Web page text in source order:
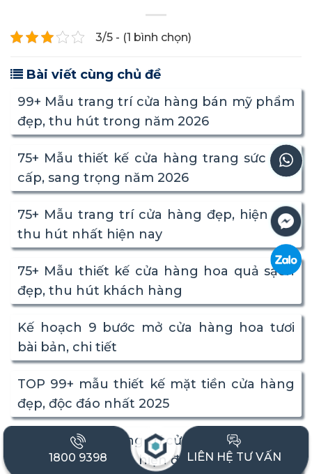
3/5 - (1 bình chọn)
Bài viết cùng chủ đề
99+ Mẫu trang trí cửa hàng bán mỹ phẩm
đẹp, thu hút trong năm 2026
75+ Mẫu thiết kế cửa hàng trang sức cao
cấp, sang trọng năm 2026
75+ Mẫu trang trí cửa hàng đẹp, hiện đại,
thu hút nhất hiện nay
75+ Mẫu thiết kế cửa hàng hoa quả sạch
đẹp, thu hút khách hàng
Kế hoạch 9 bước mở cửa hàng hoa tươi
bài bản, chi tiết
TOP 99+ mẫu thiết kế mặt tiền cửa hàng
đẹp, độc đáo nhất 2025
TOP 55+ mẫu trang trí cửa hàng mỹ phẩm
diện tích nhỏ đẹp, hiện đại
1800 9398 LIÊN HỆ TƯ VẤN